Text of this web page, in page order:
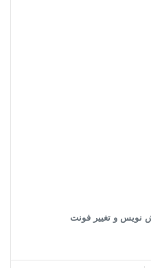
نویس و تغییر فونت